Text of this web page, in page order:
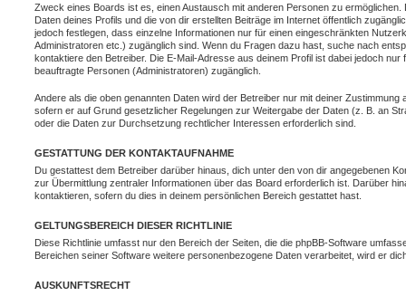
Zweck eines Boards ist es, einen Austausch mit anderen Personen zu
Daten deines Profils und die von dir erstellten Beiträge im Internet öffentlich
jedoch festlegen, dass einzelne Informationen nur für einen eingeschränkten
Administratoren etc.) zugänglich sind. Wenn du Fragen dazu hast, suche nach
kontaktiere den Betreiber. Die E-Mail-Adresse aus deinem Profil ist dabei jedoch nur
beauftragte Personen (Administratoren) zugänglich.
Andere als die oben genannten Daten wird der Betreiber nur mit deiner Zustimmung
sofern er auf Grund gesetzlicher Regelungen zur Weitergabe der Daten (z. B. an
oder die Daten zur Durchsetzung rechtlicher Interessen erforderlich sind.
GESTATTUNG DER KONTAKTAUFNAHME
Du gestattest dem Betreiber darüber hinaus, dich unter den von dir angegebenen
zur Übermittlung zentraler Informationen über das Board erforderlich ist. Darüber
kontaktieren, sofern du dies in deinem persönlichen Bereich gestattet hast.
GELTUNGSBEREICH DIESER RICHTLINIE
Diese Richtlinie umfasst nur den Bereich der Seiten, die die phpBB-Software
Bereichen seiner Software weitere personenbezogene Daten verarbeitet, wird er
AUSKUNFTSRECHT